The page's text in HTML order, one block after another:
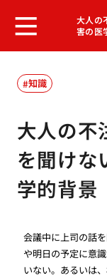
大人の
害の医
知識
大人の不
を聞けな
学的背景
会議中に上司の話
や明日の予定に意
いない。あるいは